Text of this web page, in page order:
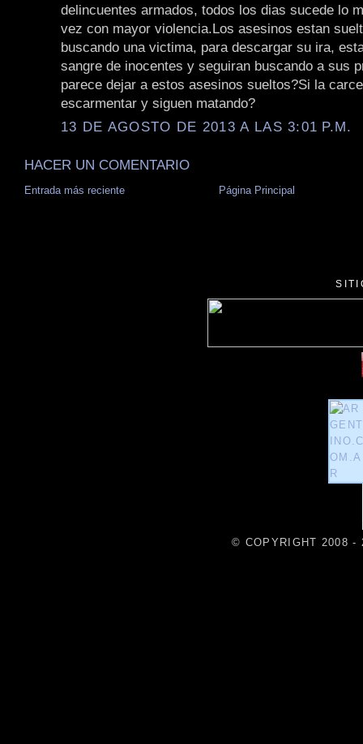
delincuentes armados, todos los dias sucede lo
vez con mayor violencia.Los asesinos estan
buscando una victima, para descargar su ira,
sangre de inocentes y seguiran buscando a sus
parece dejar a estos asesinos sueltos?Si la
escarmentar y siguen matando?
13 DE AGOSTO DE 2013 A LAS 3:01 P.M.
HACER UN COMENTARIO
Entrada más reciente Página Principal
© COPYRIGHT 2008